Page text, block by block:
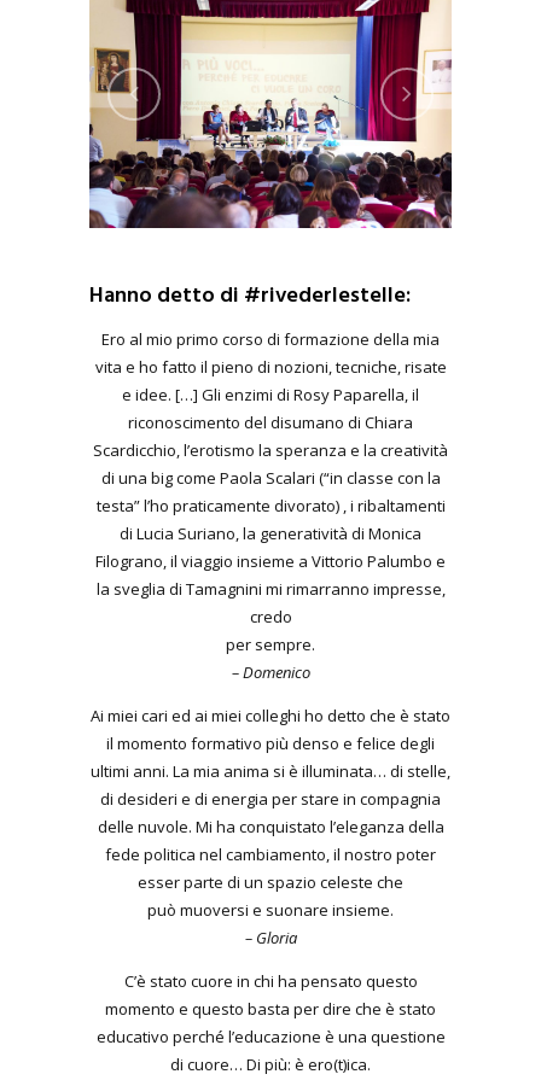
Previo
us
Next
Hanno detto di #rivederlestelle:
Ero al mio primo corso di formazione della mia
vita e ho fatto il pieno di nozioni, tecniche, risate
e idee. […] Gli enzimi di Rosy Paparella, il
riconoscimento del disumano di Chiara
Scardicchio, l’erotismo la speranza e la creatività
di una big come Paola Scalari (“in classe con la
testa” l’ho praticamente divorato) , i ribaltamenti
di Lucia Suriano, la generatività di Monica
Filograno, il viaggio insieme a Vittorio Palumbo e
la sveglia di Tamagnini mi rimarranno impresse,
credo
per sempre.
– Domenico
Ai miei cari ed ai miei colleghi ho detto che è stato
il momento formativo più denso e felice degli
ultimi anni. La mia anima si è illuminata… di stelle,
di desideri e di energia per stare in compagnia
delle nuvole. Mi ha conquistato l’eleganza della
fede politica nel cambiamento, il nostro poter
esser parte di un spazio celeste che
può muoversi e suonare insieme.
– Gloria
C’è stato cuore in chi ha pensato questo
momento e questo basta per dire che è stato
educativo perché l’educazione è una questione
di cuore… Di più: è ero(t)ica.